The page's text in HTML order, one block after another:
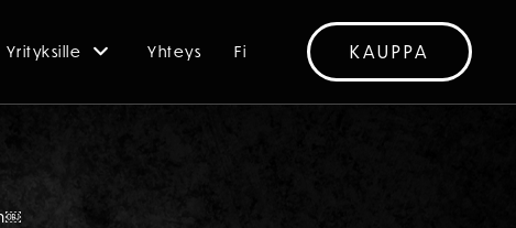
Yrityksille Yhteys Fi KAUPPA